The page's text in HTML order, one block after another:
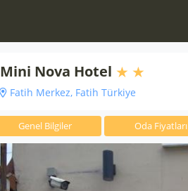
Mini Nova Hotel
Fatih Merkez, Fatih Türkiye
Genel Bilgiler Oda Fiyatları